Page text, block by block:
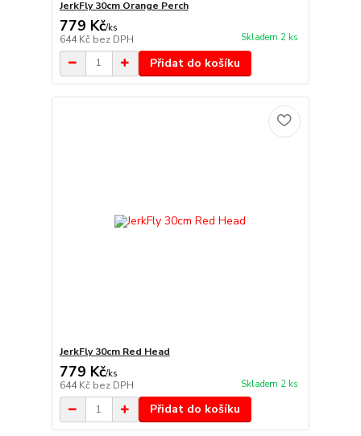
JerkFly 30cm Orange Perch
779 Kč/ks
644 Kč bez DPH Skladem 2 ks
Přidat do košíku
JerkFly 30cm Red Head
779 Kč/ks
644 Kč bez DPH Skladem 2 ks
Přidat do košíku